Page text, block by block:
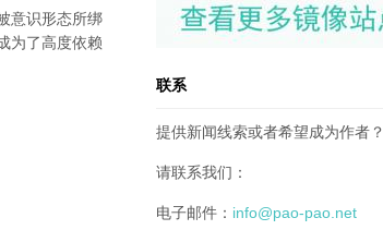
意识形态所绑
为了高度依赖
联系
提供新闻线索或者希望成为作者？
请联系我们：
电子邮件： info@pao-pao.net